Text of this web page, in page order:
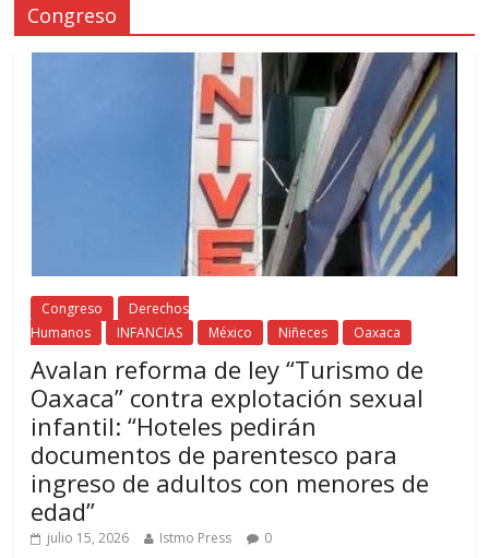
Congreso
Congreso
Derechos
Humanos
INFANCIAS México Niñeces Oaxaca
Avalan reforma de ley “Turismo de
Oaxaca” contra explotación sexual
infantil: “Hoteles pedirán
documentos de parentesco para
ingreso de adultos con menores de
edad”
julio 15, 2026 Istmo Press 0